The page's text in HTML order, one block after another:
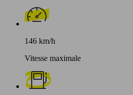
146 km/h
Vitesse maximale